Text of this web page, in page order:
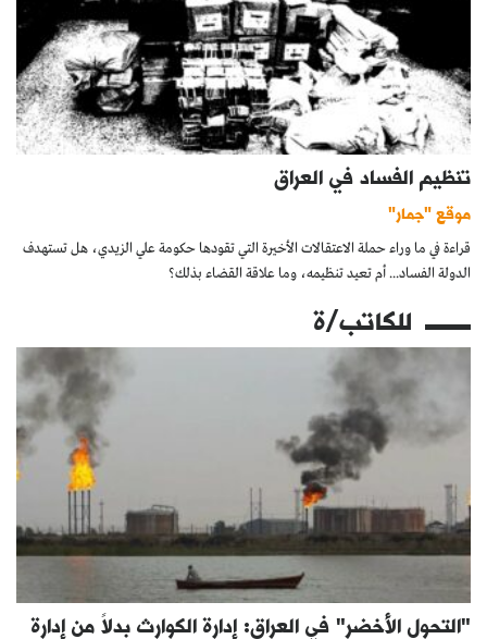
تنظيم الفساد في العراق
موقع "جمار"
قراءة في ما وراء حملة الاعتقالات الأخيرة التي تقودها حكومة علي الزيدي، هل تستهدف
الدولة الفساد... أم تعيد تنظيمه، وما علاقة القضاء بذلك؟
للكاتب/ة
"التحول الأخضر" في العراق: إدارة الكوارث بدلاً من إدارة